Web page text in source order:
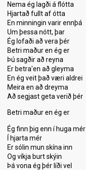
Nema ég lagði á flótta
Hjartað fullt af ótta
En minningin varir ennþá
Um þessa nótt, þar
Ég lofaði að vera þér
Betri maður en ég er
Þú sagðir að reyna
Er betra'en að gleyma
En ég veit það væri aldrei
Meira en að dreyma
Að segjast geta verið þér
Betri maður en ég er
Ég finn þig enn í huga mér
Í hjarta mér
Er sólin mun skína inn
Og víkja burt skýin
Þá vona ég þér líði vel